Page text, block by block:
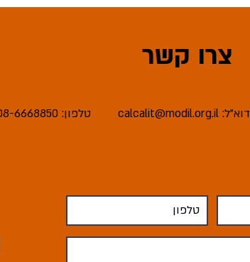
צרו קשר
טלפון: 08-6668850 דוא"ל:calcalit@modil.org.il